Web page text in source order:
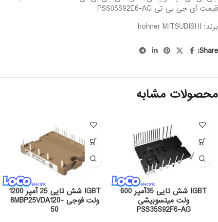
قیمت آی جی بی تی PSS05S92E6-AG
برند: hohner MITSUBISHI
Share:
محصولات مشابه
IGBT شش تایی 35آمپر 600
ولت میتسوبیشی
PSS35S92F6-AG
IGBT شش تایی 25 آمپر 1200
ولت فوجی 6MBP25VDA120-
50